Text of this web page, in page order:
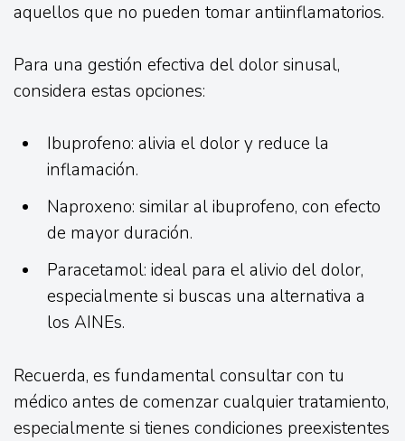
aquellos que no pueden tomar antiinflamatorios.
Para una gestión efectiva del dolor sinusal,
considera estas opciones:
Ibuprofeno: alivia el dolor y reduce la
inflamación.
Naproxeno: similar al ibuprofeno, con efecto
de mayor duración.
Paracetamol: ideal para el alivio del dolor,
especialmente si buscas una alternativa a
los AINEs.
Recuerda, es fundamental consultar con tu
médico antes de comenzar cualquier tratamiento,
especialmente si tienes condiciones preexistentes